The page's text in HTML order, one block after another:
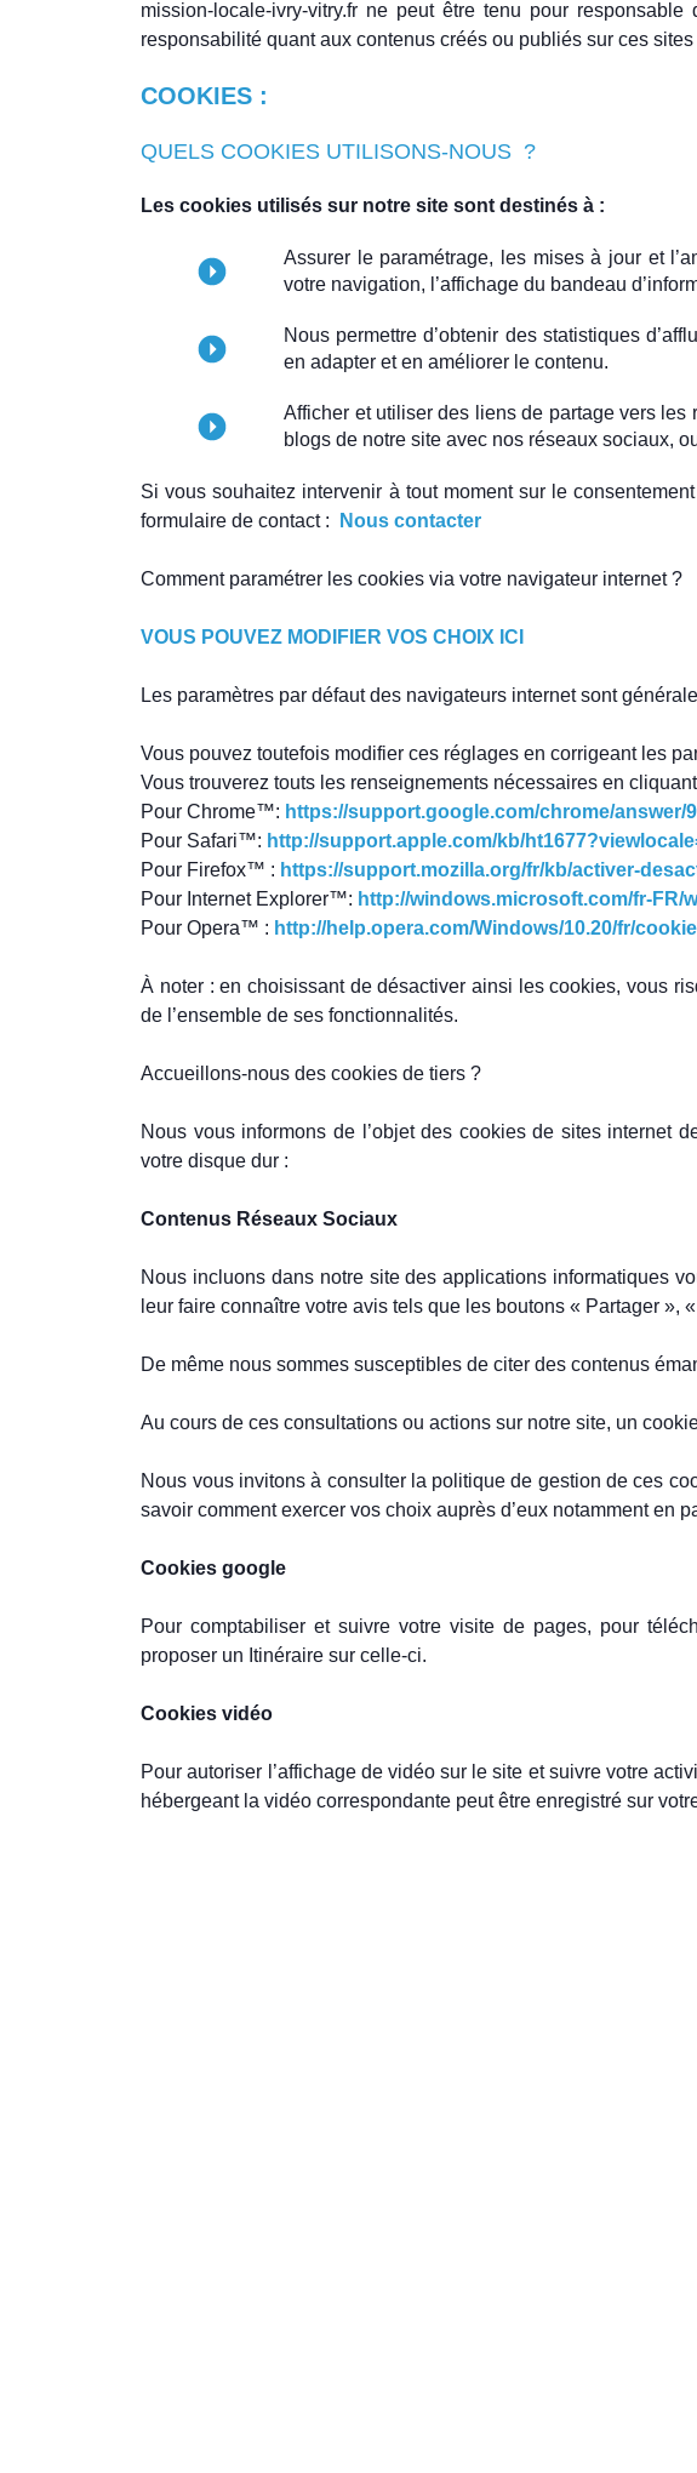
mission-locale-ivry-vitry.fr ne peut être tenu pour
responsabilité quant aux contenus créés ou publiés sur ces sites
COOKIES :
QUELS COOKIES UTILISONS-NOUS ?
Les cookies utilisés sur notre site sont destinés à :
Assurer le paramétrage, les mises à jour et
votre navigation, l’affichage du bandeau
Nous permettre d’obtenir des statistiques
en adapter et en améliorer le contenu.
Afficher et utiliser des liens de partage vers
blogs de notre site avec nos réseaux sociaux,
Si vous souhaitez intervenir à tout moment sur le
formulaire de contact :
Nous contacter
Comment paramétrer les cookies via votre navigateur internet ?
VOUS POUVEZ MODIFIER VOS CHOIX ICI
Les paramètres par défaut des navigateurs internet sont
Vous pouvez toutefois modifier ces réglages en corrigeant les
Vous trouverez touts les renseignements nécessaires en
Pour Chrome™: https://support.google.com/chrome/answer/
Pour Safari™: http://support.apple.com/kb/
Pour Firefox™ : https://support.mozilla.org/fr/kb/activer-
Pour Internet Explorer™: http://windows.microsoft.com/fr-
Pour Opera™ : http://help.opera.com/Windows/10.20/fr/
À noter : en choisissant de désactiver ainsi les cookies, vous
de l’ensemble de ses fonctionnalités.
Accueillons-nous des cookies de tiers ?
Nous vous informons de l’objet des cookies de sites internet
votre disque dur :
Contenus Réseaux Sociaux
Nous incluons dans notre site des applications informatiques
leur faire connaître votre avis tels que les boutons « Partager »,
De même nous sommes susceptibles de citer des contenus
Au cours de ces consultations ou actions sur notre site, un
Nous vous invitons à consulter la politique de gestion de ces
savoir comment exercer vos choix auprès d’eux notamment en
Cookies google
Pour comptabiliser et suivre votre visite de pages, pour
proposer un Itinéraire sur celle-ci.
Cookies vidéo
Pour autoriser l’affichage de vidéo sur le site et suivre votre
hébergeant la vidéo correspondante peut être enregistré sur